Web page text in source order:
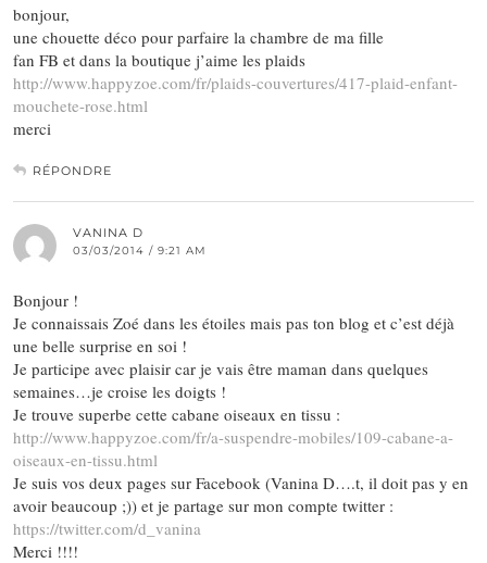
bonjour,
une chouette déco pour parfaire la chambre de ma fille
fan FB et dans la boutique j’aime les plaids
http://www.happyzoe.com/fr/plaids-couvertures/417-plaid-enfant-
mouchete-rose.html
merci
RÉPONDRE
VANINA D
03/03/2014 / 9:21 AM
Bonjour !
Je connaissais Zoé dans les étoiles mais pas ton blog et c’est déjà
une belle surprise en soi !
Je participe avec plaisir car je vais être maman dans quelques
semaines…je croise les doigts !
Je trouve superbe cette cabane oiseaux en tissu :
http://www.happyzoe.com/fr/a-suspendre-mobiles/109-cabane-a-
oiseaux-en-tissu.html
Je suis vos deux pages sur Facebook (Vanina D….t, il doit pas y en
avoir beaucoup ;)) et je partage sur mon compte twitter :
https://twitter.com/d_vanina
Merci !!!!